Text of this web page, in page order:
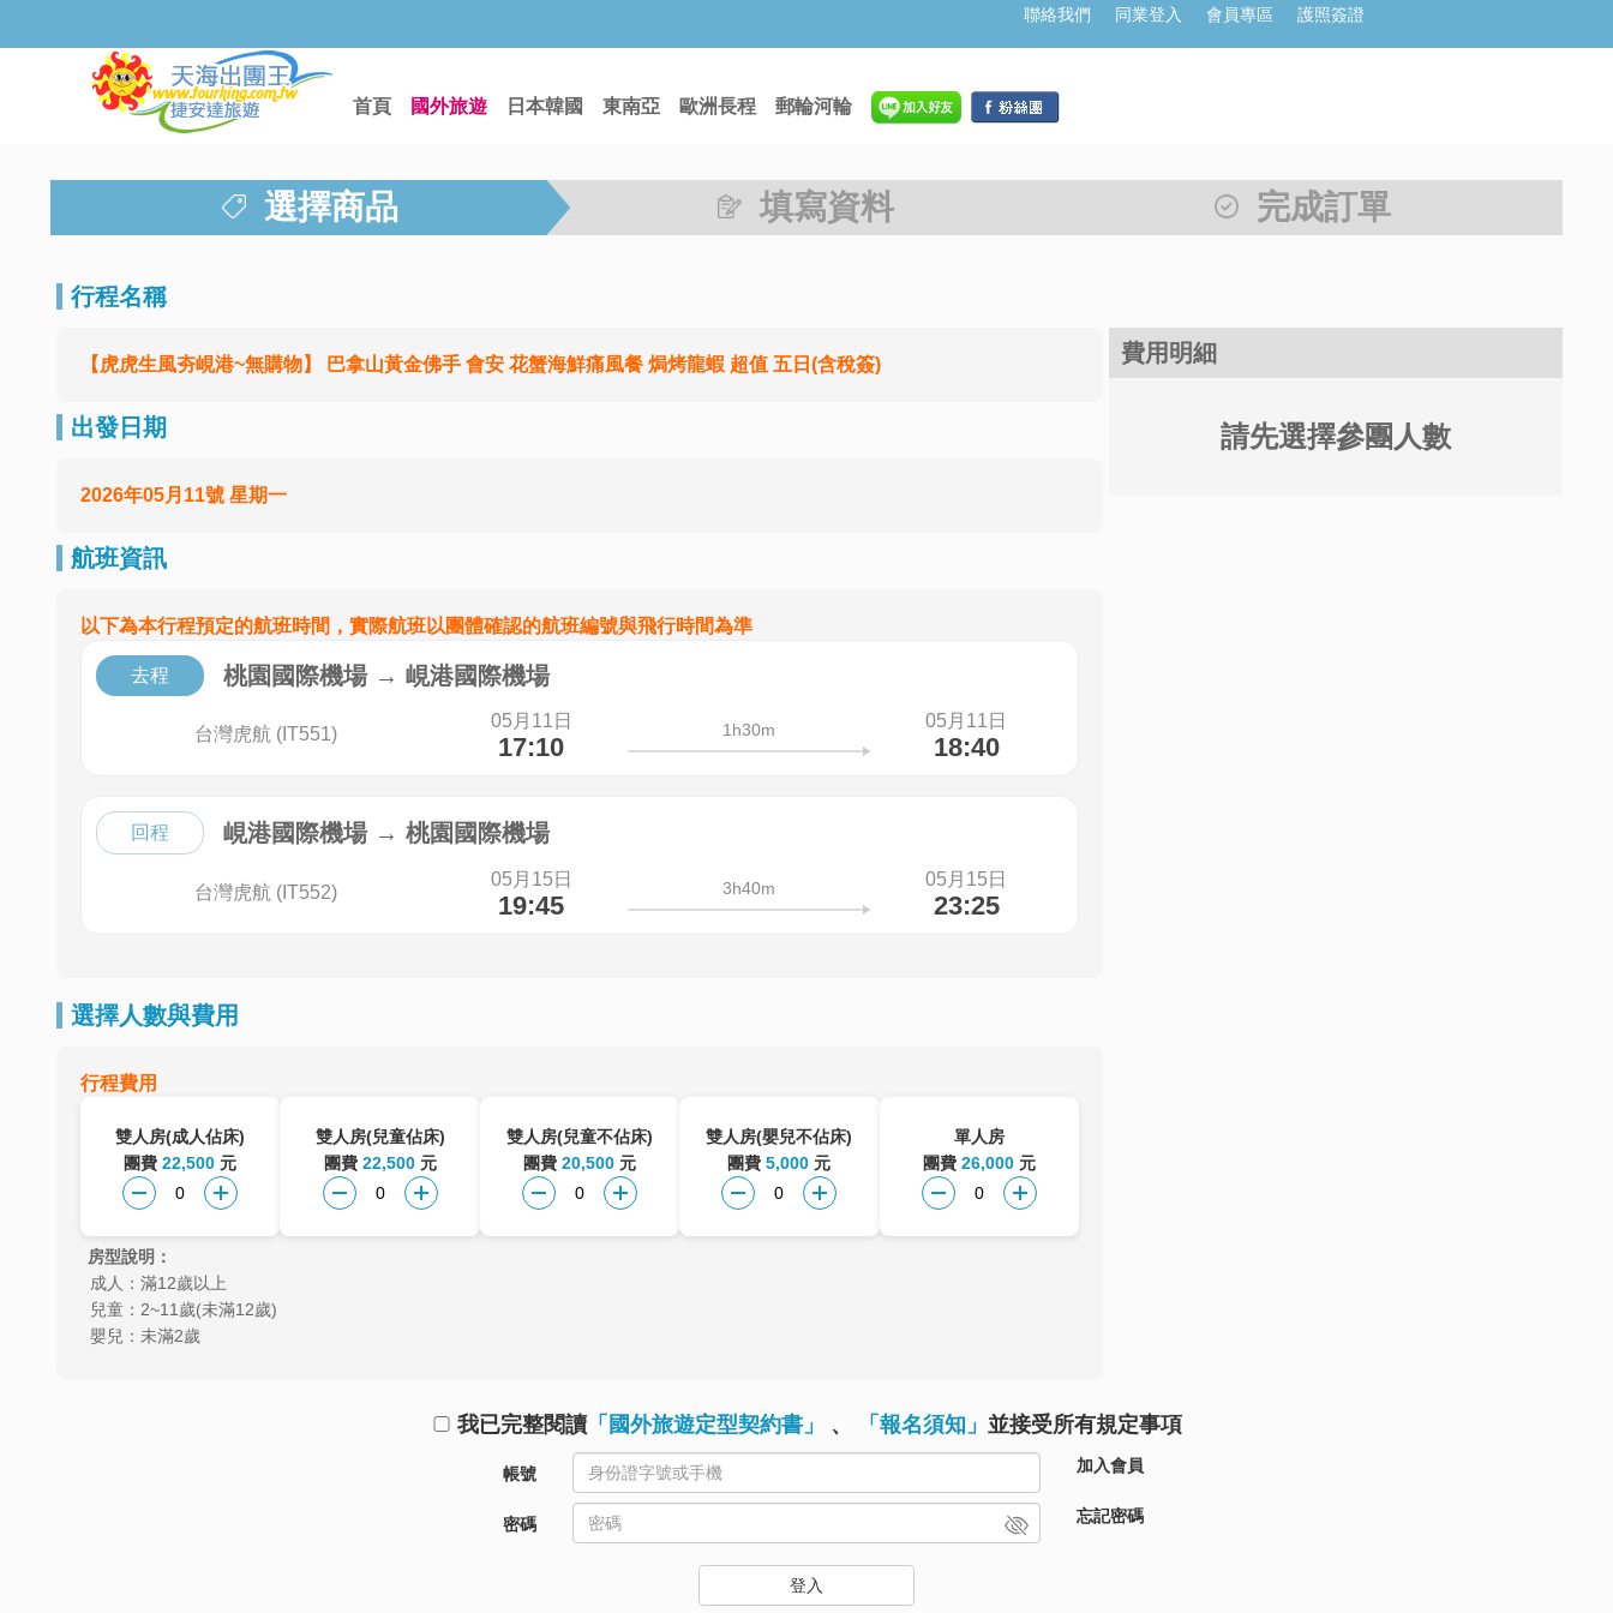
聯絡我們 同業登入 會員專區 護照簽證
首頁 國外旅遊 日本韓國 東南亞 歐洲長程 郵輪河輪
選擇商品 填寫資料 完成訂單
行程名稱
【虎虎生風夯峴港~無購物】 巴拿山黃金佛手 會安 花蟹海鮮痛風餐 焗烤龍蝦 超值 五日(含稅簽)
出發日期
2026年05月11號 星期一
航班資訊
以下為本行程預定的航班時間，實際航班以團體確認的航班編號與飛行時間為準
去程 桃園國際機場 → 峴港國際機場
台灣虎航 (IT551)
05月11日
17:10
1h30m 05月11日
18:40
回程 峴港國際機場 → 桃園國際機場
台灣虎航 (IT552)
05月15日
19:45
3h40m 05月15日
23:25
選擇人數與費用
行程費用
雙人房(成人佔床)
團費22,500 元
雙人房(兒童佔床)
團費 22,500元
雙人房(兒童不佔床)
團費20,500 元
雙人房(嬰兒不佔床)
團費5,000 元
單人房
團費 26,000元
房型說明：
成人：滿12歲以上
兒童：2~11歲(未滿12歲)
嬰兒：未滿2歲
費用明細
請先選擇參團人數
我已完整閱讀「國外旅遊定型契約書」 、 「報名須知」 並接受所有規定事項
帳號 加入會員
密碼 忘記密碼
登入